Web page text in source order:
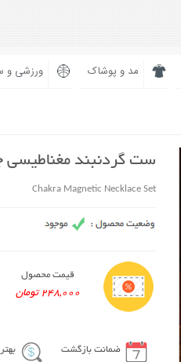
مد و پوشاک ورزشی و
ست گردنبند مغناطیسی
Chakra Magnetic Necklace Set
قیمت محصول
248,000 تومان
ضمانت بازگشت